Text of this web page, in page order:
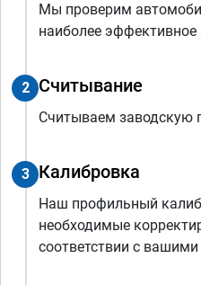
Мы проверим
наиболее эффективное
2 Считывание
Считываем заводскую
3 Калибровка
Наш профильный
необходимые
соответствии с